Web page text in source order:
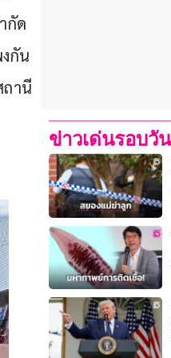
กัด
กัน
านี
ข่าวเด่นรอบวัน